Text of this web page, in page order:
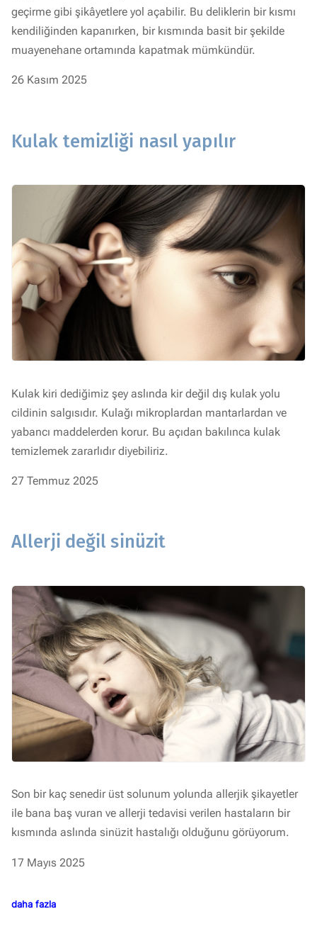
geçirme gibi şikâyetlere yol açabilir. Bu deliklerin bir kısmı
kendiliğinden kapanırken, bir kısmında basit bir şekilde
muayenehane ortamında kapatmak mümkündür.
26 Kasım 2025
Kulak temizliği nasıl yapılır
Kulak kiri dediğimiz şey aslında kir değil dış kulak yolu
cildinin salgısıdır. Kulağı mikroplardan mantarlardan ve
yabancı maddelerden korur. Bu açıdan bakılınca kulak
temizlemek zararlıdır diyebiliriz.
27 Temmuz 2025
Allerji değil sinüzit
Son bir kaç senedir üst solunum yolunda allerjik şikayetler
ile bana baş vuran ve allerji tedavisi verilen hastaların bir
kısmında aslında sinüzit hastalığı olduğunu görüyorum.
17 Mayıs 2025
daha fazla